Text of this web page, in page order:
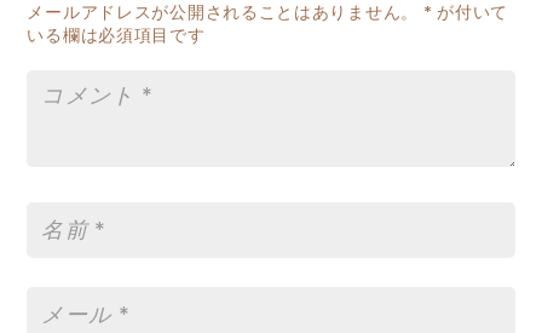
メールアドレスが公開されることはありません。 * が付いて
いる欄は必須項目です